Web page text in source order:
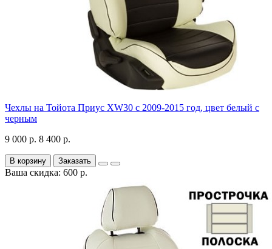
Чехлы на Тойота Приус XW30 с 2009-2015 год, цвет белый с
черным
9 000 р. 8 400 р.
В корзину Заказать
Ваша скидка: 600 р.